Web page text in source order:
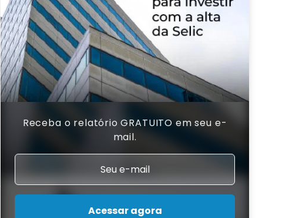
Receba o relatório GRATUITO em seu e-
mail.
Acessar agora